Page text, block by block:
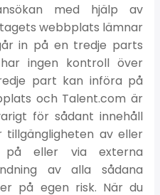
med hjälp av
webbplats lämnar
in på en tredje parts
ingen kontroll över
part kan införa på
och Talent.com är
för sådant innehåll
av eller
på eller via externa
av alla sådana
på egen risk. När du